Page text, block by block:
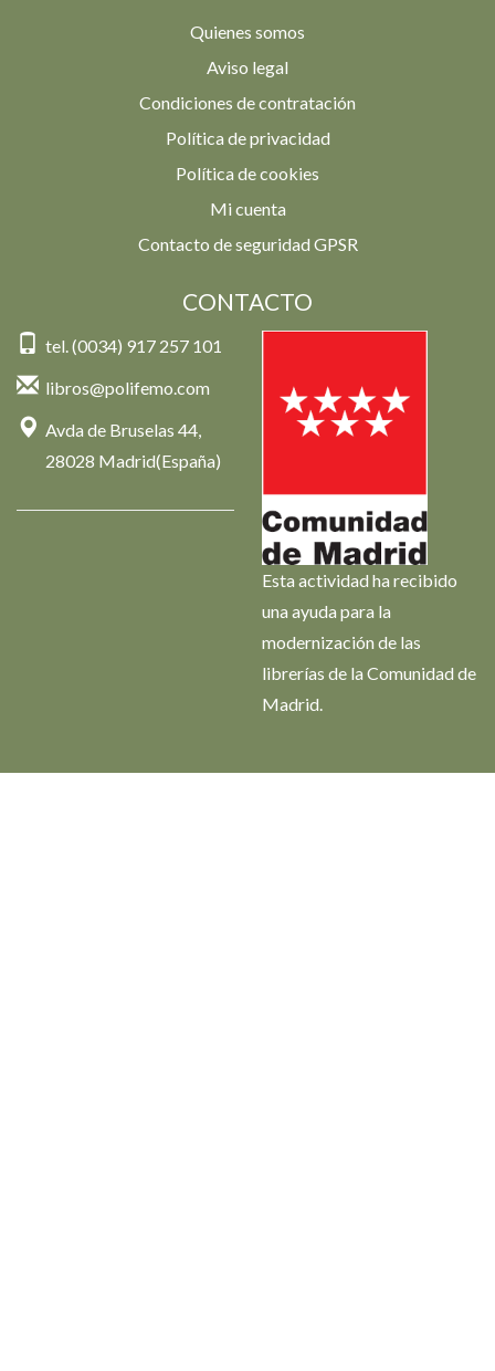
Quienes somos
Aviso legal
Condiciones de contratación
Política de privacidad
Política de cookies
Mi cuenta
Contacto de seguridad GPSR
CONTACTO
tel. (0034) 917 257 101
libros@polifemo.com
Avda de Bruselas 44,
28028 Madrid(España)
Esta actividad ha recibido
una ayuda para la
modernización de las
librerías de la Comunidad de
Madrid.